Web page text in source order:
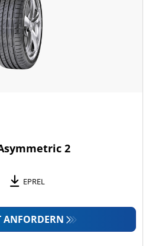
2
EPREL
ANFORDERN